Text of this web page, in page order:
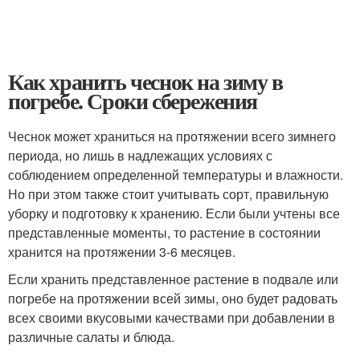
Как хранить чеснок на зиму в
погребе. Сроки сбережения
Чеснок может храниться на протяжении всего зимнего
периода, но лишь в надлежащих условиях с
соблюдением определенной температуры и влажности.
Но при этом также стоит учитывать сорт, правильную
уборку и подготовку к хранению. Если были учтены все
представленные моменты, то растение в состоянии
хранится на протяжении 3-6 месяцев.
Если хранить представленное растение в подвале или
погребе на протяжении всей зимы, оно будет радовать
всех своими вкусовыми качествами при добавлении в
различные салаты и блюда.